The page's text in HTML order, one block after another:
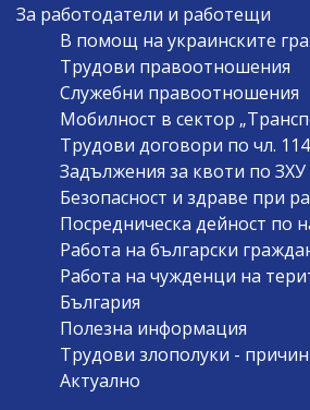
За работодатели и работещи
В помощ на украинските
Трудови правоотношения
Служебни правоотношения
Мобилност в сектор
Трудови договори по чл.
Задължения за квоти по ЗХУ
Безопасност и здраве при
Посредническа дейност по
Работа на български
Работа на чужденци на
България
Полезна информация
Трудови злополуки -
Актуално